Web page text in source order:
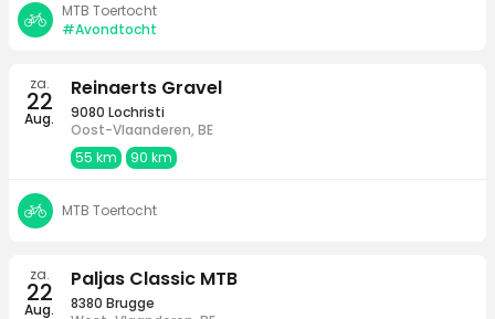
MTB Toertocht
#Avondtocht
za.
22
Aug.
Reinaerts Gravel
9080 Lochristi
Oost-Vlaanderen, BE
55 km
90 km
MTB Toertocht
za.
22
Aug.
Paljas Classic MTB
8380 Brugge